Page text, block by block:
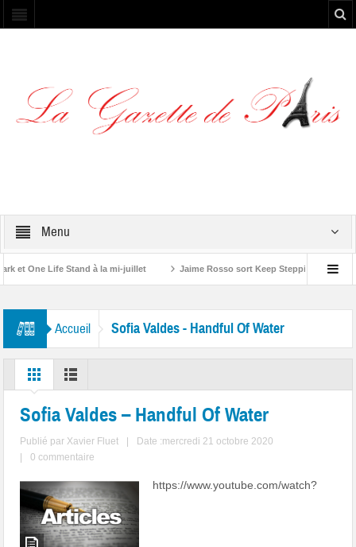
Menu
et One Life Stand à la mi-juillet Jaime Rosso sort Keep Stepping, son
Accueil Sofia Valdes - Handful Of Water
Sofia Valdes – Handful Of Water
Publié par Xavier Fluet
Date :mercredi 21 octobre 2020
0 commentaire
https://www.youtube.com/watch?